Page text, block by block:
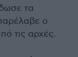
τα
ο
τις αρχές.